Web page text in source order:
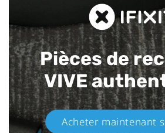
Pièces de
VIVE
Acheter maintenant